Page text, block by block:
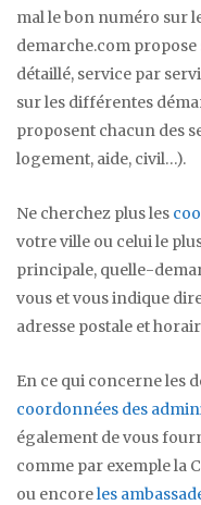
mal le bon numéro sur
demarche.com
détaillé, service par
sur les différentes
proposent chacun des
logement, aide, civil…).
Ne cherchez plus les
votre ville ou celui le
principale, quelle-
vous et vous indique
adresse postale et
En ce qui concerne les
coordonnées des
également de vous
comme par exemple la
ou encoreles